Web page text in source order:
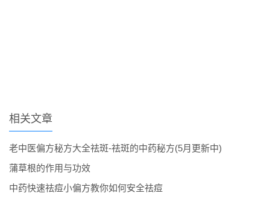
相关文章
老中医偏方秘方大全祛斑-祛斑的中药秘方(5月更新中)
蒲草根的作用与功效
中药快速祛痘小偏方教你如何安全祛痘